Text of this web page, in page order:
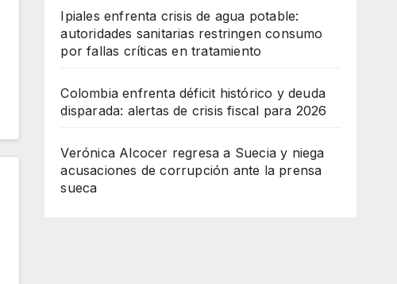
Ipiales enfrenta crisis de agua potable:
autoridades sanitarias restringen consumo
por fallas críticas en tratamiento
Colombia enfrenta déficit histórico y deuda
disparada: alertas de crisis fiscal para 2026
Verónica Alcocer regresa a Suecia y niega
acusaciones de corrupción ante la prensa
sueca